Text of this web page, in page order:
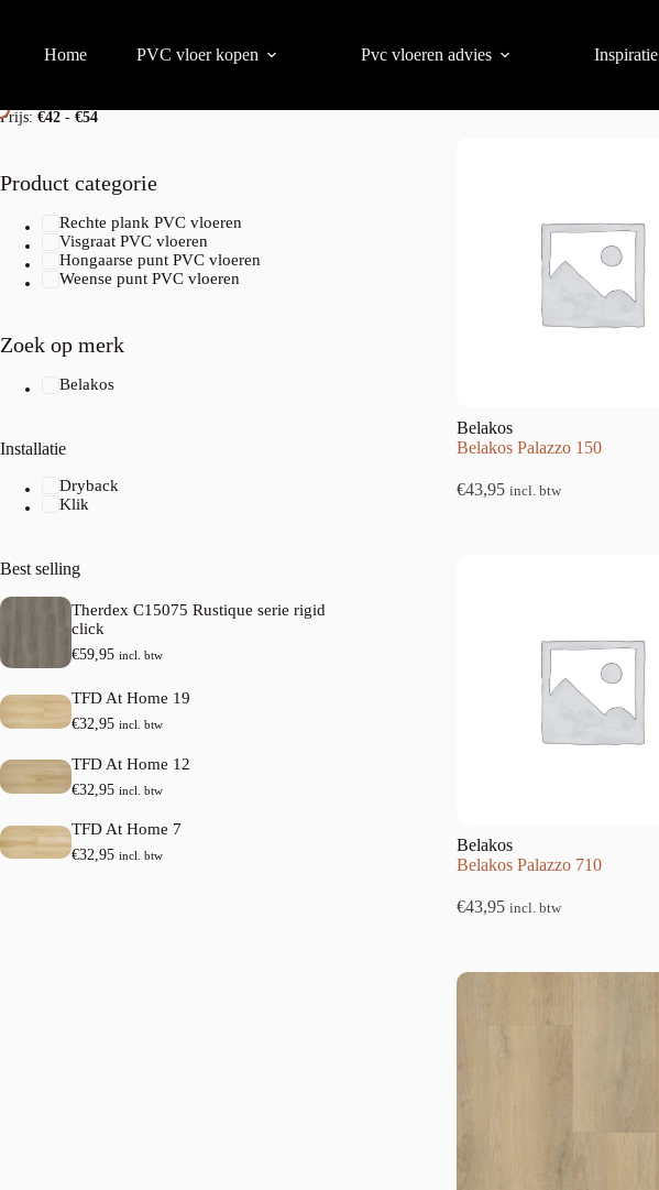
Home PVC vloer kopen Pvc vloeren advies Inspiratie
Belakos
Belakos Palazzo 150
€43,95 incl. btw
Belakos
Belakos Palazzo 710
€43,95 incl. btw
Prijs: €42 - €54
Product categorie
Rechte plank PVC vloeren
Visgraat PVC vloeren
Hongaarse punt PVC vloeren
Weense punt PVC vloeren
Zoek op merk
Belakos
Installatie
Dryback
Klik
Best selling
Therdex C15075 Rustique serie rigid
click
€59,95 incl. btw
TFD At Home 19
€32,95 incl. btw
TFD At Home 12
€32,95 incl. btw
TFD At Home 7
€32,95 incl. btw